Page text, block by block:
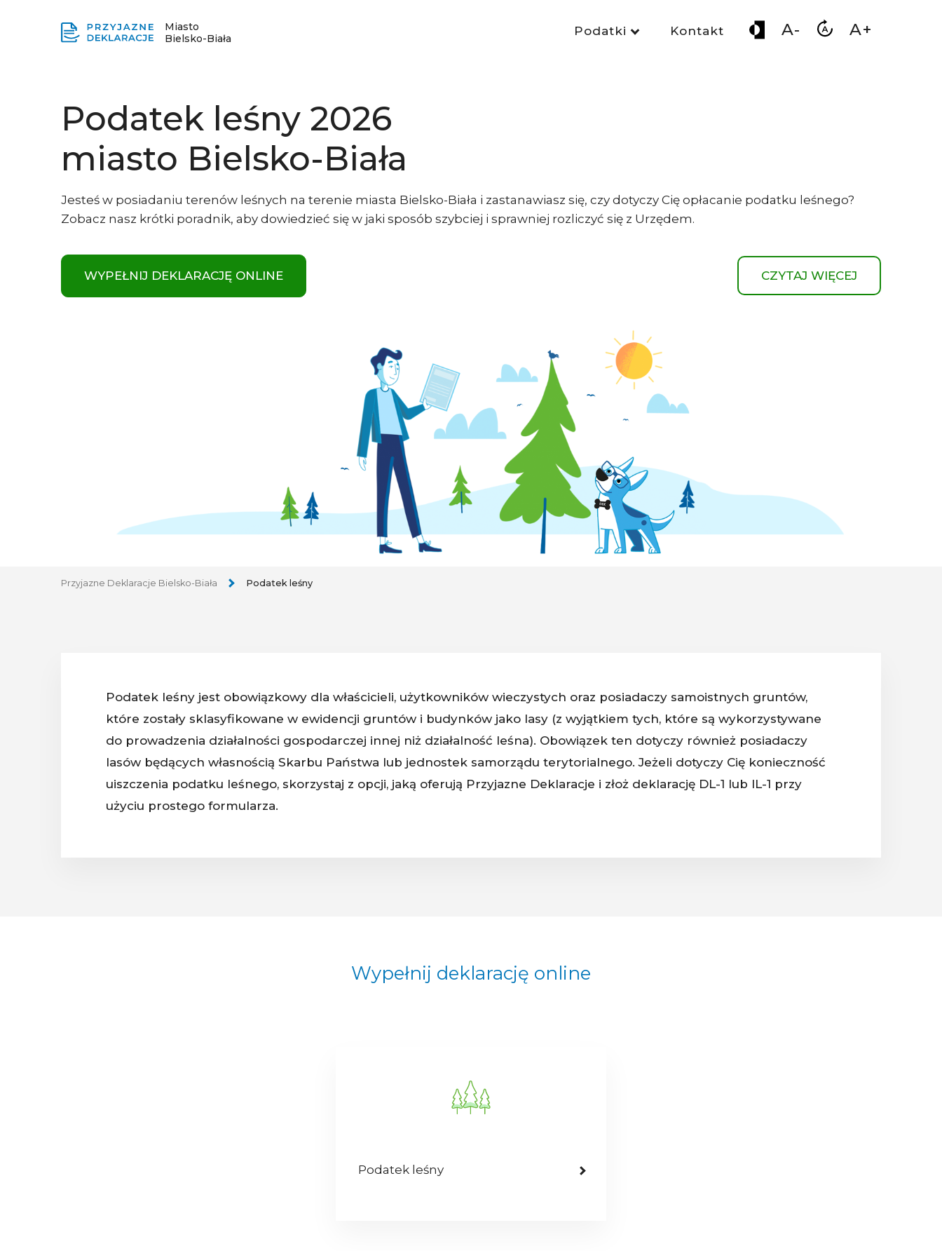
Miasto
Bielsko-Biała
Podatki Kontakt A- A+
Podatek leśny 2026
miasto Bielsko-Biała
Jesteś w posiadaniu terenów leśnych na terenie miasta Bielsko-Biała i zastanawiasz się, czy dotyczy Cię opłacanie podatku leśnego?
Zobacz nasz krótki poradnik, aby dowiedzieć się w jaki sposób szybciej i sprawniej rozliczyć się z Urzędem.
WYPEŁNIJ DEKLARACJĘ ONLINE CZYTAJ WIĘCEJ
Przyjazne Deklaracje Bielsko-Biała Podatek leśny
Podatek leśny jest obowiązkowy dla właścicieli, użytkowników wieczystych oraz posiadaczy samoistnych gruntów,
które zostały sklasyfikowane w ewidencji gruntów i budynków jako lasy (z wyjątkiem tych, które są wykorzystywane
do prowadzenia działalności gospodarczej innej niż działalność leśna). Obowiązek ten dotyczy również posiadaczy
lasów będących własnością Skarbu Państwa lub jednostek samorządu terytorialnego. Jeżeli dotyczy Cię konieczność
uiszczenia podatku leśnego, skorzystaj z opcji, jaką oferują Przyjazne Deklaracje i złoż deklarację DL-1 lub IL-1 przy
użyciu prostego formularza.
Wypełnij deklarację online
Podatek leśny